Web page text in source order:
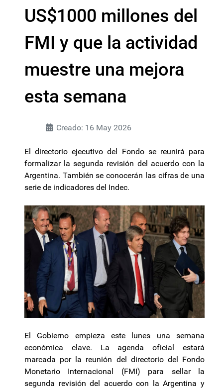
US$1000 millones del
FMI y que la actividad
muestre una mejora
esta semana
Creado: 16 May 2026
El directorio ejecutivo del Fondo se reunirá para
formalizar la segunda revisión del acuerdo con la
Argentina. También se conocerán las cifras de una
serie de indicadores del Indec.
El Gobierno empieza este lunes una semana
económica clave. La agenda oficial estará
marcada por la reunión del directorio del Fondo
Monetario Internacional (FMI) para sellar la
segunda revisión del acuerdo con la Argentina y